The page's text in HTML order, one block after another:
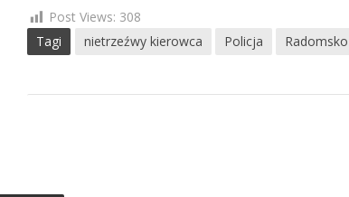
Post Views: 308
Tagi
nietrzeźwy kierowca Policja Radomsko